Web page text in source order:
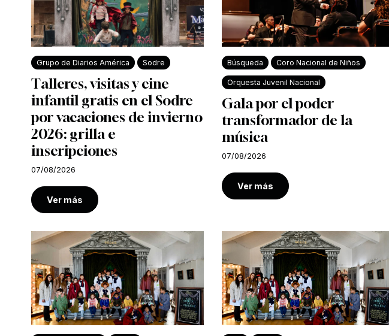
Grupo de Diarios América Sodre
Talleres, visitas y cine
infantil gratis en el Sodre
por vacaciones de invierno
2026: grilla e
inscripciones
07/08/2026
Ver más
Búsqueda Coro Nacional de Niños
Orquesta Juvenil Nacional
Gala por el poder
transformador de la
música
07/08/2026
Ver más